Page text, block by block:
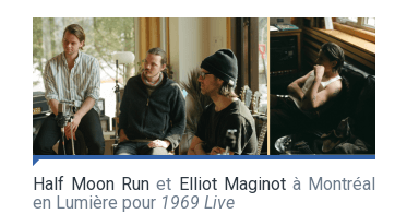
Half Moon Run et Elliot Maginotà Montréal
en Lumière pour 1969 Live